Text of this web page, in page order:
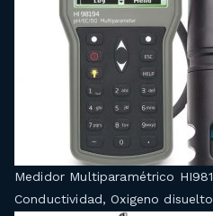
Medidor Multiparamétrico
Conductividad, Oxigeno